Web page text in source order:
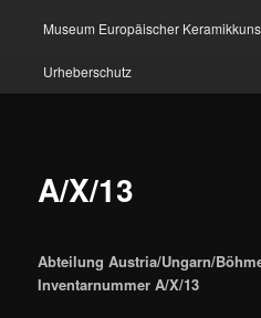
Museum Europäischer
Urheberschutz
A/X/13
Abteilung Austria/Ungarn/
Inventarnummer A/X/13